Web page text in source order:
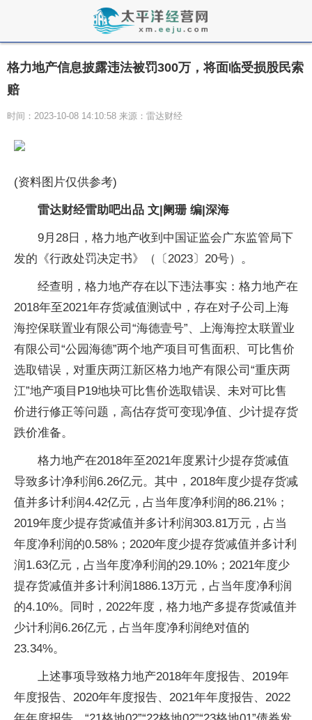
格力地产信息披露违法被罚300万，将面临受损股民索
赔
时间：2023-10-08 14:10:58 来源：雷达财经
(资料图片仅供参考)
雷达财经雷助吧出品 文|阑珊 编|深海
9月28日，格力地产收到中国证监会广东监管局下
发的《行政处罚决定书》（〔2023〕20号）。
经查明，格力地产存在以下违法事实：格力地产在
2018年至2021年存货减值测试中，存在对子公司上海
海控保联置业有限公司“海德壹号”、上海海控太联置业
有限公司“公园海德”两个地产项目可售面积、可比售价
选取错误，对重庆两江新区格力地产有限公司“重庆两
江”地产项目P19地块可比售价选取错误、未对可比售
价进行修正等问题，高估存货可变现净值、少计提存货
跌价准备。
格力地产在2018年至2021年度累计少提存货减值
导致多计净利润6.26亿元。其中，2018年度少提存货减
值并多计利润4.42亿元，占当年度净利润的86.21%；
2019年度少提存货减值并多计利润303.81万元，占当
年度净利润的0.58%；2020年度少提存货减值并多计利
润1.63亿元，占当年度净利润的29.10%；2021年度少
提存货减值并多计利润1886.13万元，占当年度净利润
的4.10%。同时，2022年度，格力地产多提存货减值并
少计利润6.26亿元，占当年度净利润绝对值的
23.34%。
上述事项导致格力地产2018年年度报告、2019年
年度报告、2020年年度报告、2021年年度报告、2022